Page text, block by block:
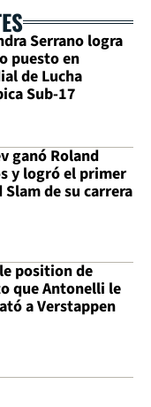
Serrano logra
puesto en
de Lucha
Sub-17
ganó Roland
y logró el primer
Slam de su carrera
position de
que Antonelli le
a Verstappen